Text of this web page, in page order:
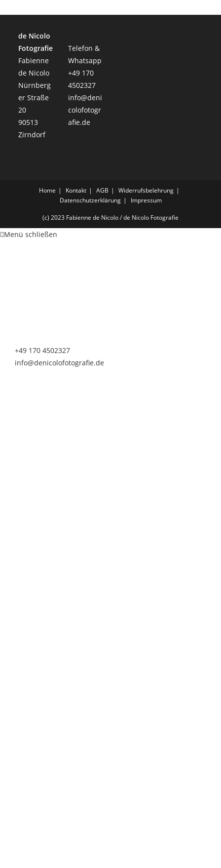
de Nicolo
Fotografie
Fabienne
de Nicolo
Nürnberg
er Straße
20
90513
Zirndorf
Telefon &
Whatsapp
+49 170
4502327
info@deni
colofotogr
afie.de
Home Kontakt AGB
Widerrufsbelehrung
Datenschutzerklärung
Impressum
(c) 2023 Fabienne de Nicolo / de Nicolo Fotografie
Menü schließen
+49 170 4502327
info@denicolofotografie.de